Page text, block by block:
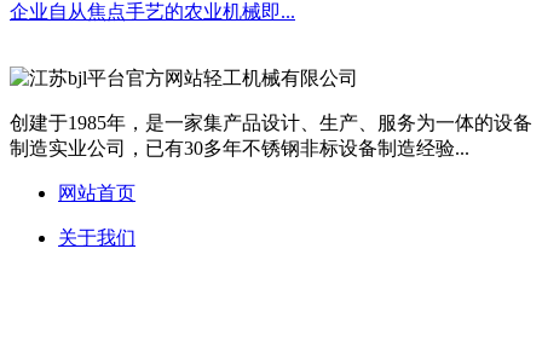
企业自从焦点手艺的农业机械即...
创建于1985年，是一家集产品设计、生产、服务为一体的设备
制造实业公司，已有30多年不锈钢非标设备制造经验...
网站首页
关于我们